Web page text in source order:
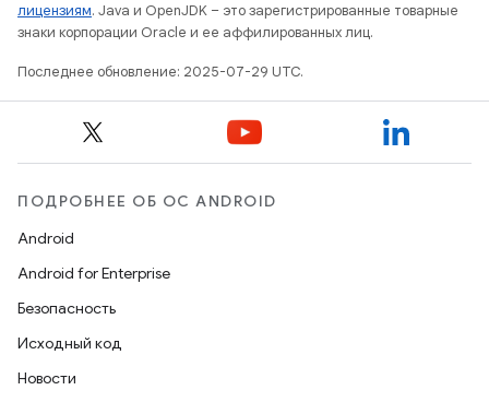
лицензиям. Java и OpenJDK – это зарегистрированные товарные
знаки корпорации Oracle и ее аффилированных лиц.
Последнее обновление: 2025-07-29 UTC.
ПОДРОБНЕЕ ОБ ОС ANDROID
Android
Android for Enterprise
Безопасность
Исходный код
Новости